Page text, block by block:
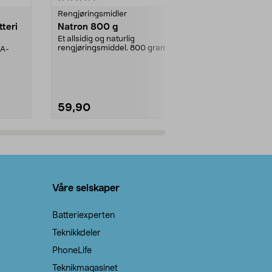
Rengjøringsmidler
Natron 800 g
Et allsidig og naturlig
rengjøringsmiddel. 800 gram
59,90
Våre selskaper
Batteriexperten
Teknikkdeler
PhoneLife
Teknikmagasinet